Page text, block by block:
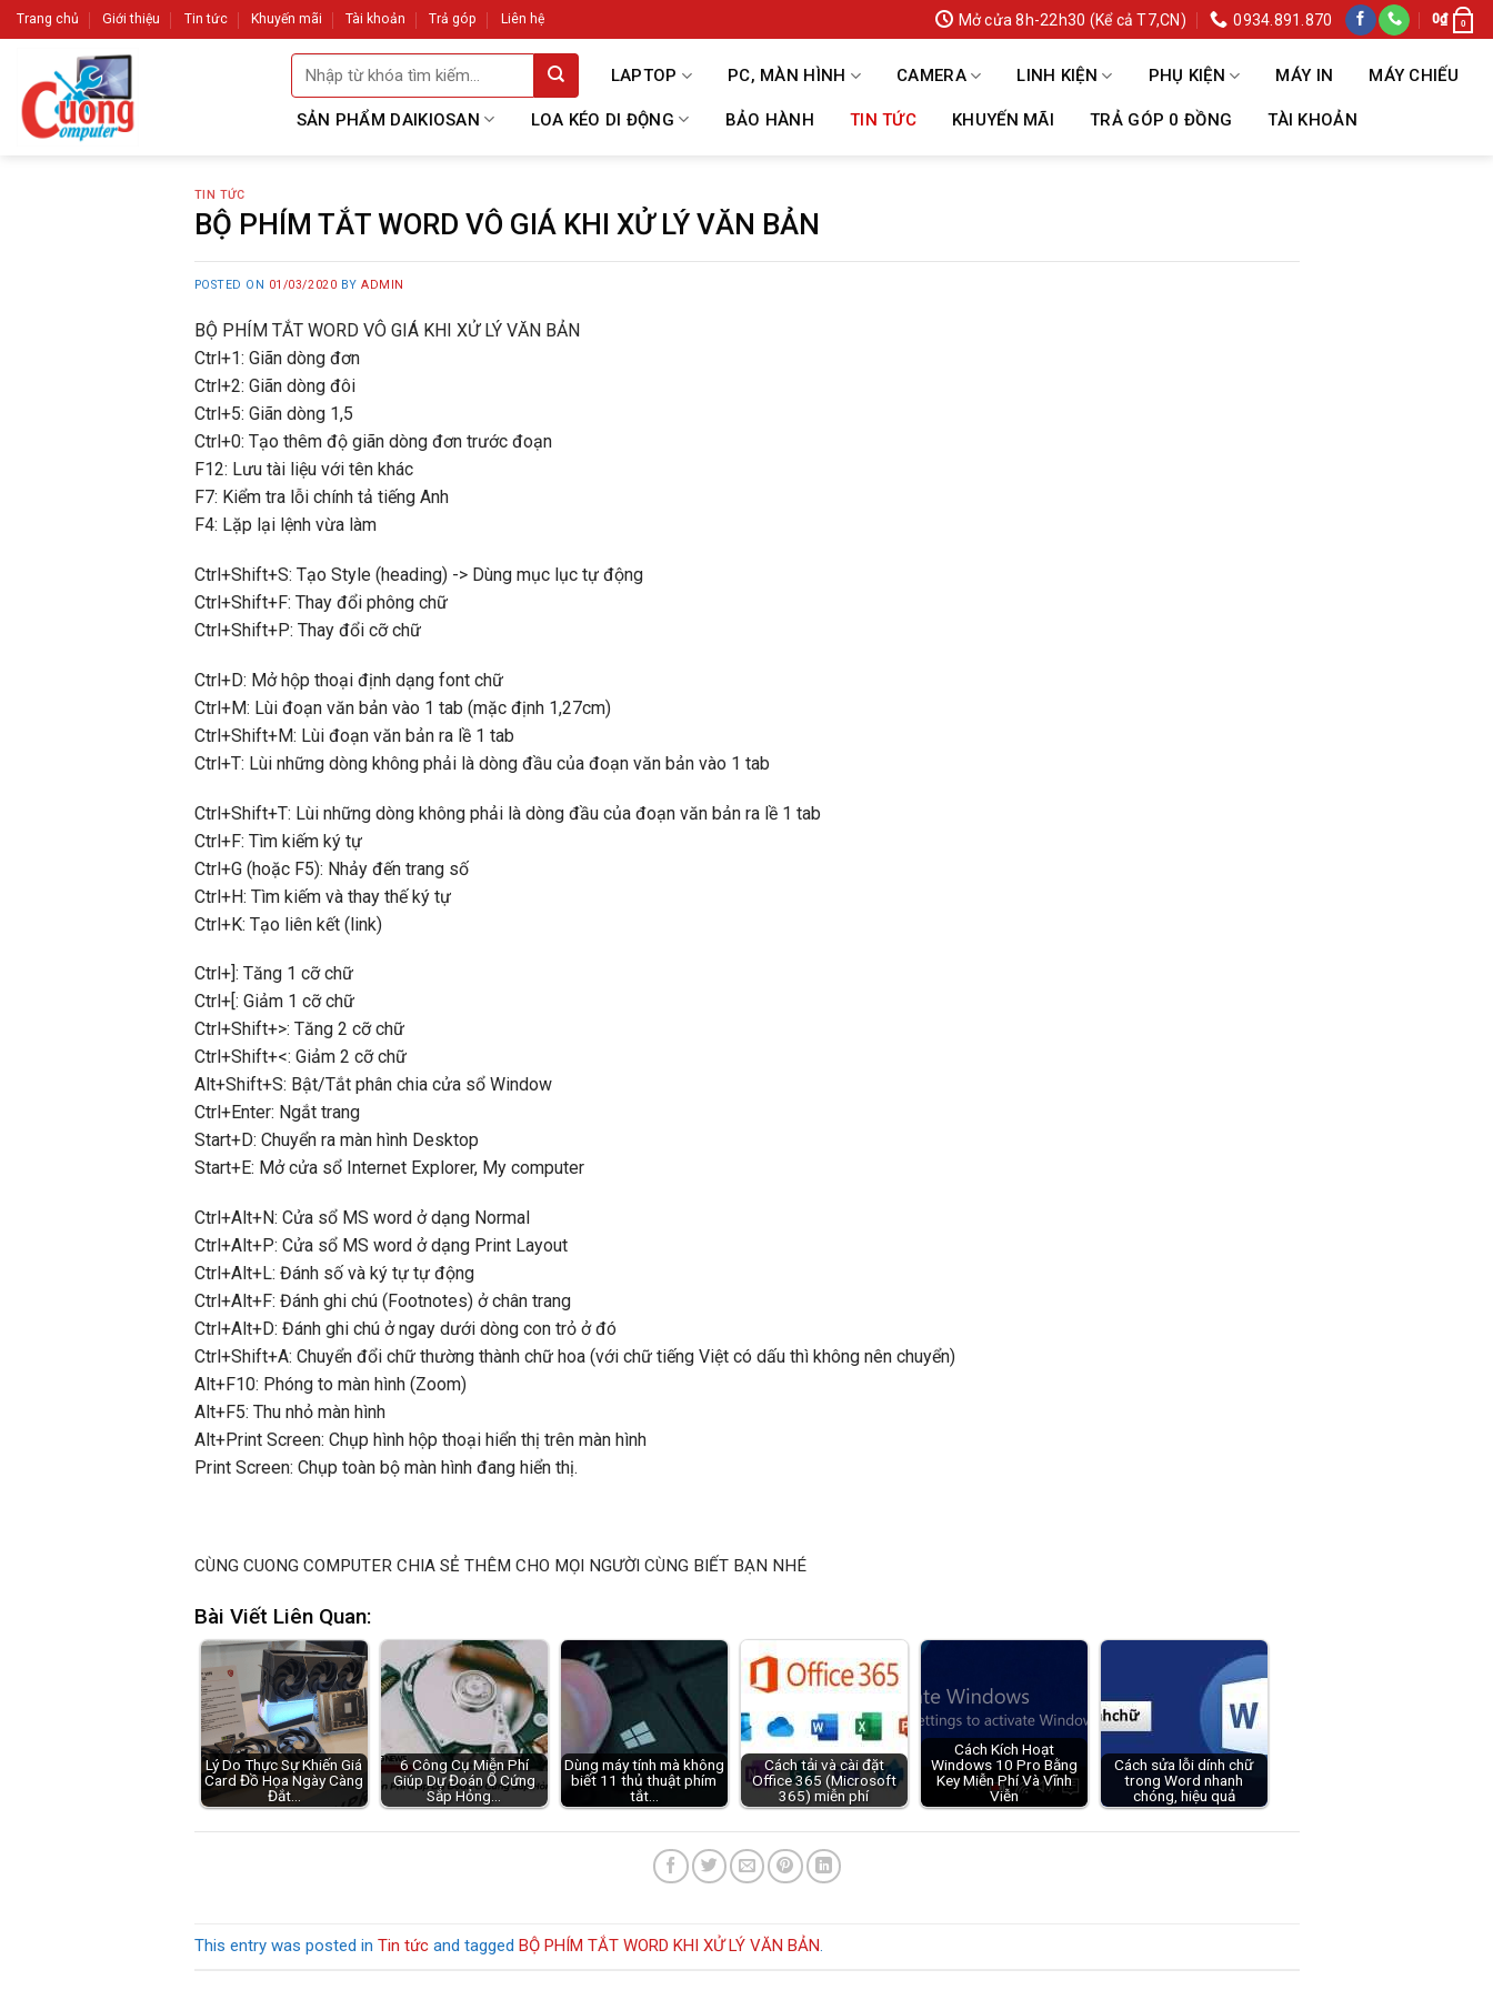
Skip
to
Trang chủ Giới thiệu Tin tức Khuyến mãi Tài khoản Trả góp Liên hệ Mở cửa 8h-22h30 (Kể cả T7,CN) 0934.891.870 0₫ 0
Tìm
kiếm:
LAPTOP PC, MÀN HÌNH CAMERA LINH KIỆN PHỤ KIỆN MÁY IN MÁY CHIẾU
SẢN PHẨM DAIKIOSAN LOA KÉO DI ĐỘNG BẢO HÀNH TIN TỨC KHUYẾN MÃI TRẢ GÓP 0 ĐỒNG TÀI KHOẢN
TIN TỨC
BỘ PHÍM TẮT WORD VÔ GIÁ KHI XỬ LÝ VĂN BẢN
POSTED ON 01/03/2020 BYADMIN
BỘ PHÍM TẮT WORD VÔ GIÁ KHI XỬ LÝ VĂN BẢN
Ctrl+1: Giãn dòng đơn
Ctrl+2: Giãn dòng đôi
Ctrl+5: Giãn dòng 1,5
Ctrl+0: Tạo thêm độ giãn dòng đơn trước đoạn
F12: Lưu tài liệu với tên khác
F7: Kiểm tra lỗi chính tả tiếng Anh
F4: Lặp lại lệnh vừa làm
Ctrl+Shift+S: Tạo Style (heading) -> Dùng mục lục tự động
Ctrl+Shift+F: Thay đổi phông chữ
Ctrl+Shift+P: Thay đổi cỡ chữ
Ctrl+D: Mở hộp thoại định dạng font chữ
Ctrl+M: Lùi đoạn văn bản vào 1 tab (mặc định 1,27cm)
Ctrl+Shift+M: Lùi đoạn văn bản ra lề 1 tab
Ctrl+T: Lùi những dòng không phải là dòng đầu của đoạn văn bản vào 1 tab
Ctrl+Shift+T: Lùi những dòng không phải là dòng đầu của đoạn văn bản ra lề 1 tab
Ctrl+F: Tìm kiếm ký tự
Ctrl+G (hoặc F5): Nhảy đến trang số
Ctrl+H: Tìm kiếm và thay thế ký tự
Ctrl+K: Tạo liên kết (link)
Ctrl+]: Tăng 1 cỡ chữ
Ctrl+[: Giảm 1 cỡ chữ
Ctrl+Shift+>: Tăng 2 cỡ chữ
Ctrl+Shift+<: Giảm 2 cỡ chữ
Alt+Shift+S: Bật/Tắt phân chia cửa sổ Window
Ctrl+Enter: Ngắt trang
Start+D: Chuyển ra màn hình Desktop
Start+E: Mở cửa sổ Internet Explorer, My computer
Ctrl+Alt+N: Cửa sổ MS word ở dạng Normal
Ctrl+Alt+P: Cửa sổ MS word ở dạng Print Layout
Ctrl+Alt+L: Đánh số và ký tự tự động
Ctrl+Alt+F: Đánh ghi chú (Footnotes) ở chân trang
Ctrl+Alt+D: Đánh ghi chú ở ngay dưới dòng con trỏ ở đó
Ctrl+Shift+A: Chuyển đổi chữ thường thành chữ hoa (với chữ tiếng Việt có dấu thì không nên chuyển)
Alt+F10: Phóng to màn hình (Zoom)
Alt+F5: Thu nhỏ màn hình
Alt+Print Screen: Chụp hình hộp thoại hiển thị trên màn hình
Print Screen: Chụp toàn bộ màn hình đang hiển thị.
CÙNG CUONG COMPUTER CHIA SẺ THÊM CHO MỌI NGƯỜI CÙNG BIẾT BẠN NHÉ
Bài Viết Liên Quan:
Lý Do Thực Sự Khiến Giá
Card Đồ Họa Ngày Càng
Đắt…
6 Công Cụ Miễn Phí
Giúp Dự Đoán Ổ Cứng
Sắp Hỏng…
Dùng máy tính mà không
biết 11 thủ thuật phím
tắt…
Cách tải và cài đặt
Office 365 (Microsoft
365) miễn phí
Cách Kích Hoạt
Windows 10 Pro Bằng
Key Miễn Phí Và Vĩnh
Viễn
Cách sửa lỗi dính chữ
trong Word nhanh
chóng, hiệu quả
This entry was posted in Tin tứcand tagged BỘ PHÍM TẮT WORD KHI XỬ LÝ VĂN BẢN.